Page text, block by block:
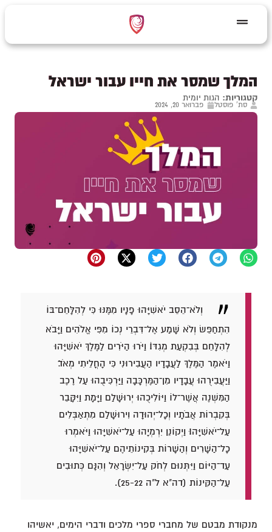
המלך שמסר את חייו עבור ישראל
קטגוריות: הגות יומית
סת' פוסטל פברואר 20, 2024
וְלֹא־הֵסֵב יֹאשִׁיָּהוּ פָנָיו מִמֶּנּוּ כִּי לְהִלָּחֵם־בּוֹ
הִתְחַפֵּשׂ וְלֹא שָׁמַע אֶל־דִּבְרֵי נְכוֹ מִפִּי אֱלֹהִים וַיָּבֹא
לְהִלָּחֵם בְּבִקְעַת מְגִדּוֹ׃ וַיֹּרוּ הַיֹּרִים לַמֶּלֶךְ יֹאשִׁיָּהוּ
וַיֹּאמֶר הַמֶּלֶךְ לַעֲבָדָיו הַעֲבִירוּנִי כִּי הָחֳלֵיתִי מְאֹד׃
וַיַּעֲבִירֻהוּ עֲבָדָיו מִן־הַמֶּרְכָּבָה וַיַּרְכִּיבֻהוּ עַל רֶכֶב
הַמִּשְׁנֶה אֲשֶׁר־לוֹ וַיּוֹלִיכֻהוּ יְרוּשָׁלִַם וַיָּמָת וַיִּקָּבֵר
בְּקִבְרוֹת אֲבֹתָיו וְכָל־יְהוּדָה וִירוּשָׁלִַם מִתְאַבְּלִים
עַל־יֹאשִׁיָּהוּ׃ וַיְקוֹנֵן יִרְמְיָהוּ עַל־יֹאשִׁיָּהוּ וַיֹּאמְרוּ
כָל־הַשָּׁרִים וְהַשָּׁרוֹת בְּקִינוֹתֵיהֶם עַל־יֹאשִׁיָּהוּ
עַד־הַיּוֹם וַיִּתְּנוּם לְחֹק עַל־יִשְׂרָאֵל וְהִנָּם כְּתוּבִים
עַל־הַקִּינוֹת (דה"א ל"ה 25-22).
מנקודת מבטם של מחברי ספרי מלכים ודברי הימים, יאשיהו